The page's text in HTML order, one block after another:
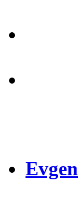
Evgen